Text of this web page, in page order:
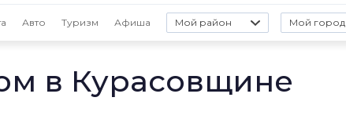
Авто Туризм Афиша Мой район Мой город
в Курасовщине